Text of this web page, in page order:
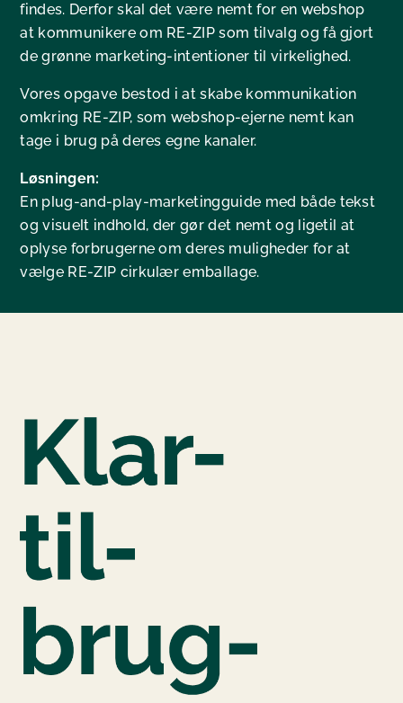
findes. Derfor skal det være nemt for en webshop
at kommunikere om RE-ZIP som tilvalg og få gjort
de grønne marketing-intentioner til virkelighed.
Vores opgave bestod i at skabe kommunikation
omkring RE-ZIP, som webshop-ejerne nemt kan
tage i brug på deres egne kanaler.
Løsningen:
En plug-and-play-marketingguide med både tekst
og visuelt indhold, der gør det nemt og ligetil at
oplyse forbrugerne om deres muligheder for at
vælge RE-ZIP cirkulær emballage.